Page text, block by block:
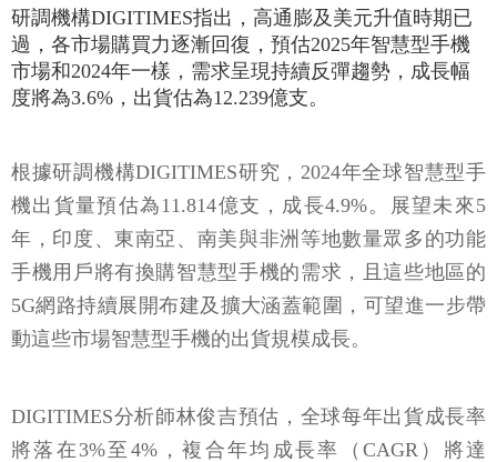
研調機構DIGITIMES指出，高通膨及美元升值時期已
過，各市場購買力逐漸回復，預估2025年智慧型手機
市場和2024年一樣，需求呈現持續反彈趨勢，成長幅
度將為3.6%，出貨估為12.239億支。
根據研調機構DIGITIMES研究，2024年全球智慧型手
機出貨量預估為11.814億支，成長4.9%。展望未來5
年，印度、東南亞、南美與非洲等地數量眾多的功能
手機用戶將有換購智慧型手機的需求，且這些地區的
5G網路持續展開布建及擴大涵蓋範圍，可望進一步帶
動這些市場智慧型手機的出貨規模成長。
DIGITIMES分析師林俊吉預估，全球每年出貨成長率
將落在3%至4%，複合年均成長率（CAGR）將達